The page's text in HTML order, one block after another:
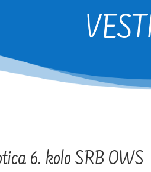
6. kolo SRB OWS